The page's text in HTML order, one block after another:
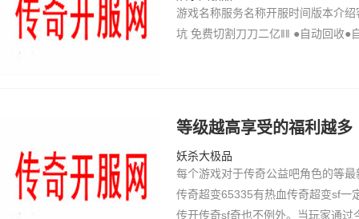
游戏名称服务名称开服时间版本介
坑 免费切割刀刀二亿‖‖ ●自动回收●
等级越高享受的福利越多
妖杀大极品
每个游戏对于传奇公益吧角色的等
传奇超变65335有热血传奇超变sf一
传开传奇sf奇也不例外。当玩家通